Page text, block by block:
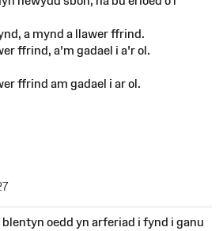
a mynd a llawer ffrind.
ffrind, a'm gadael i a'r ol.
ffrind am gadael i ar ol.
oedd yn arferiad i fynd i ganu